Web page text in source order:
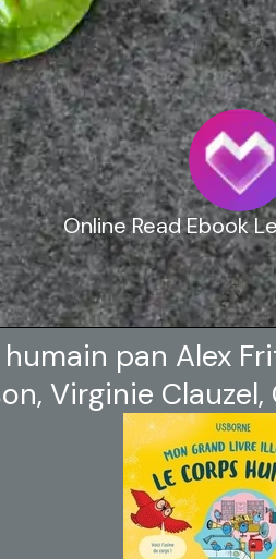
Online Read Ebook
pan Alex
Virginie Clauzel,